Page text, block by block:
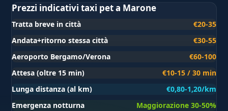
Prezzi indicativi taxi pet a Marone
Tratta breve in città
€20-35
Andata+ritorno stessa città
€30-55
Aeroporto Bergamo/Verona
€60-100
Attesa (oltre 15 min)
€10-15 / 30 min
Lunga distanza (al km)
€0,80-1,20/km
Emergenza notturna
Maggiorazione 30-50%